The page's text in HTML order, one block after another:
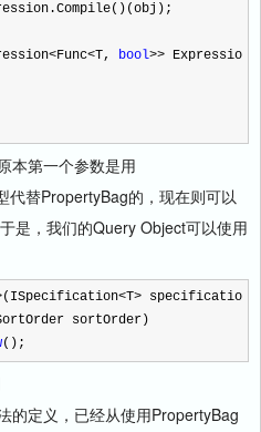
<Func<T, bool>> Expressio
第一个参数是用
代替PropertyBag的，现在则可以
是，我们的Query Object可以使用
(ISpecification<T> specificatio
sortOrder)
();
定义，已经从使用PropertyBag